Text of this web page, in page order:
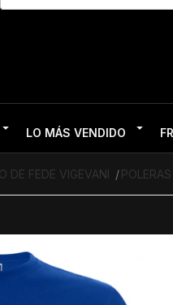
LO MÁS VENDIDO
DE FEDE VIGEVANI POLERAS